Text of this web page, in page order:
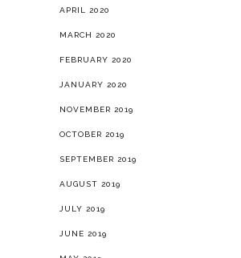
APRIL 2020
MARCH 2020
FEBRUARY 2020
JANUARY 2020
NOVEMBER 2019
OCTOBER 2019
SEPTEMBER 2019
AUGUST 2019
JULY 2019
JUNE 2019